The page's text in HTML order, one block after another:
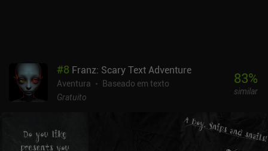
#8 Franz: Scary Text Adventure
Aventura
Baseado em texto
Gratuito
83%
similar